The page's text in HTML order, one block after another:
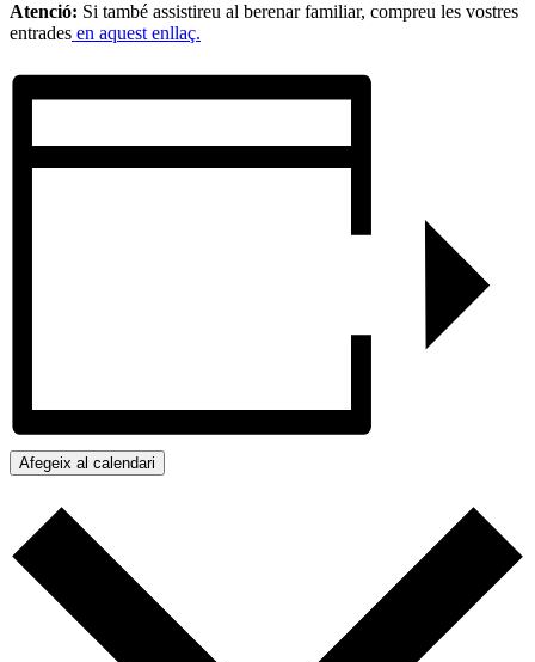
Atenció: Si també assistireu al berenar familiar, compreu les vostres
entrades en aquest enllaç.
Afegeix al calendari